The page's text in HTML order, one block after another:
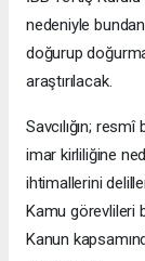
nedeniyle
doğurup
araştırılacak.
Savcılığın;
imar kirliliğine
ihtimallerini
Kamu görevlileri
Kanun